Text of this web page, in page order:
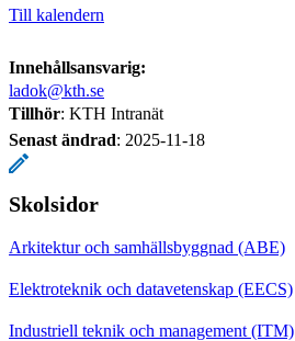
Till kalendern
Innehållsansvarig:
ladok@kth.se
Tillhör: KTH Intranät
Senast ändrad: 2025-11-18
Skolsidor
Arkitektur och samhällsbyggnad (ABE)
Elektroteknik och datavetenskap (EECS)
Industriell teknik och management (ITM)